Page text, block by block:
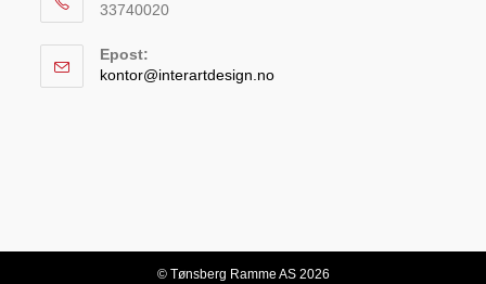
33740020
Epost:
kontor@interartdesign.no
© Tønsberg Ramme AS 2026